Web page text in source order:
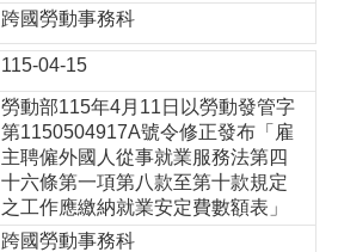
跨國勞動事務科
115-04-15
勞動部115年4月11日以勞動發管字
第1150504917A號令修正發布「雇
主聘僱外國人從事就業服務法第四
十六條第一項第八款至第十款規定
之工作應繳納就業安定費數額表」
跨國勞動事務科